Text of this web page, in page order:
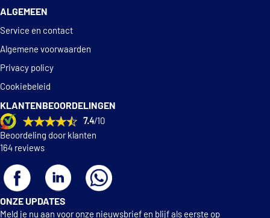
ALGEMEEN
Service en contact
Algemene voorwaarden
Privacy policy
Cookiebeleid
KLANTENBEOORDELINGEN
7.4/10
Beoordeling door klanten
164 reviews
ONZE UPDATES
Meld je nu aan voor onze nieuwsbrief en blijf als eerste op